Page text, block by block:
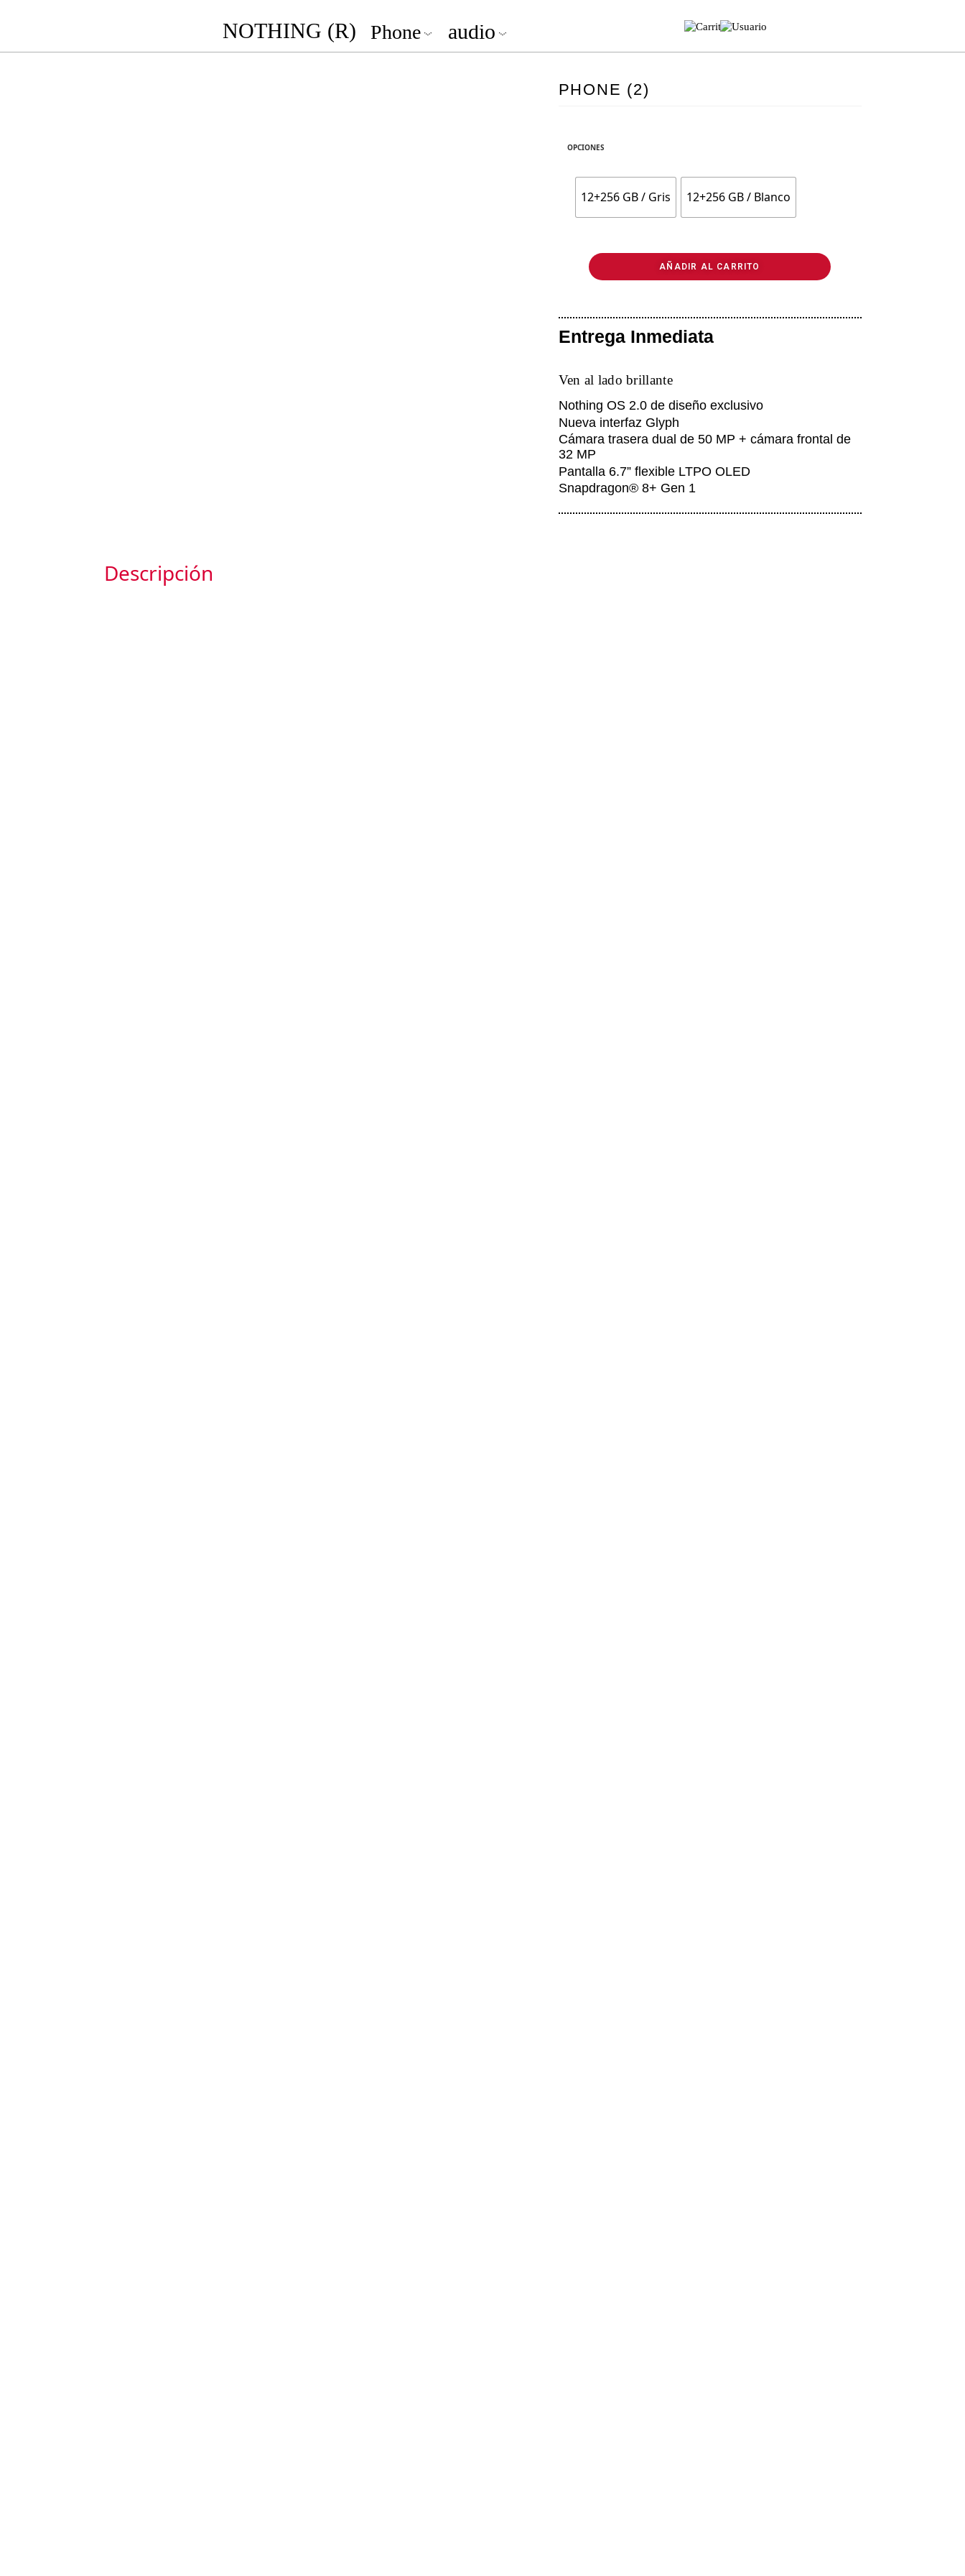
NOTHING (R) Phone audio
PHONE (2)
OPCIONES
12+256 GB / Gris 12+256 GB / Blanco
AÑADIR AL CARRITO
Entrega Inmediata
Ven al lado brillante
Nothing OS 2.0 de diseño exclusivo
Nueva interfaz Glyph
Cámara trasera dual de 50 MP + cámara frontal de
32 MP
Pantalla 6.7” flexible LTPO OLED
Snapdragon® 8+ Gen 1
Descripción